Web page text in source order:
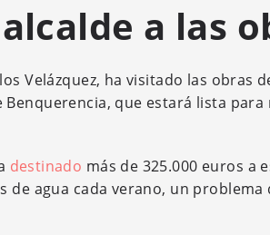
a las
Velázquez, ha visitado las obras
Benquerencia, que estará lista
destinado más de 325.000 euros a
de agua cada verano, un